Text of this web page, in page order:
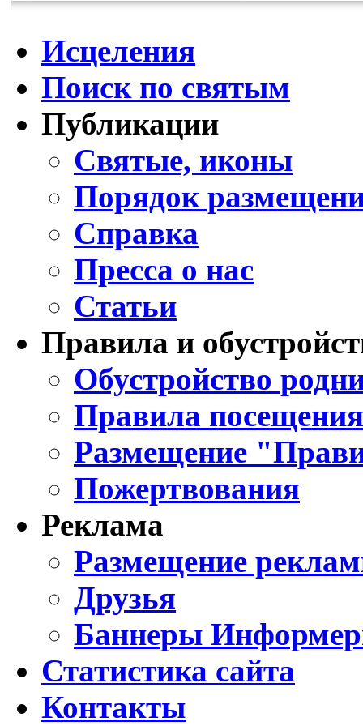
Исцеления
Поиск по святым
Публикации
Святые, иконы
Порядок
Справка
Пресса о нас
Статьи
Правила и
Обустройство
Правила
Размещение
Пожертвования
Реклама
Размещение
Друзья
Баннеры
Статистика сайта
Контакты